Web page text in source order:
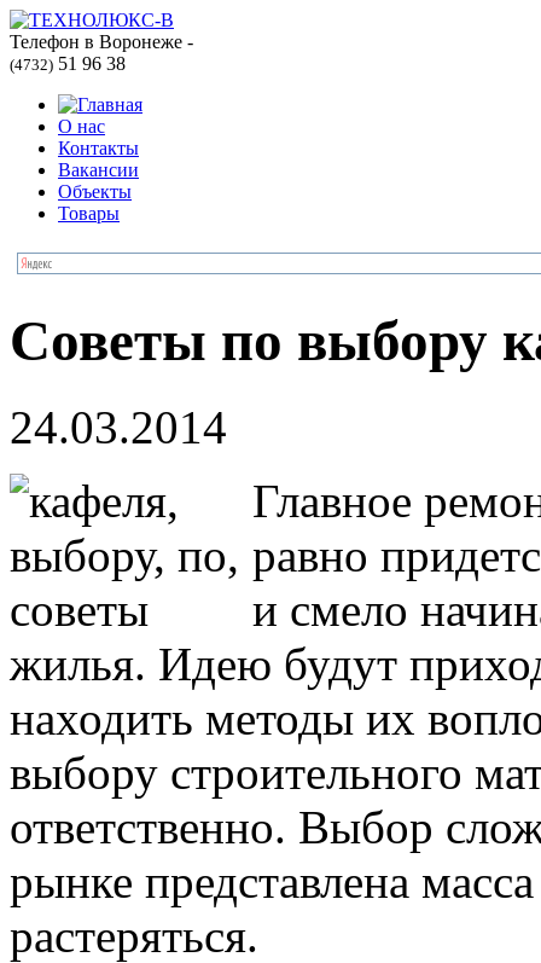
Телефон в Воронеже -
(4732) 51 96 38
О нас
Контакты
Вакансии
Объекты
Товары
Советы по выбору
24.03.2014
Главное
равно
и смело
жилья. Идею будут
находить методы их
выбору строительного
ответственно. Выбор
рынке представлена
растеряться.